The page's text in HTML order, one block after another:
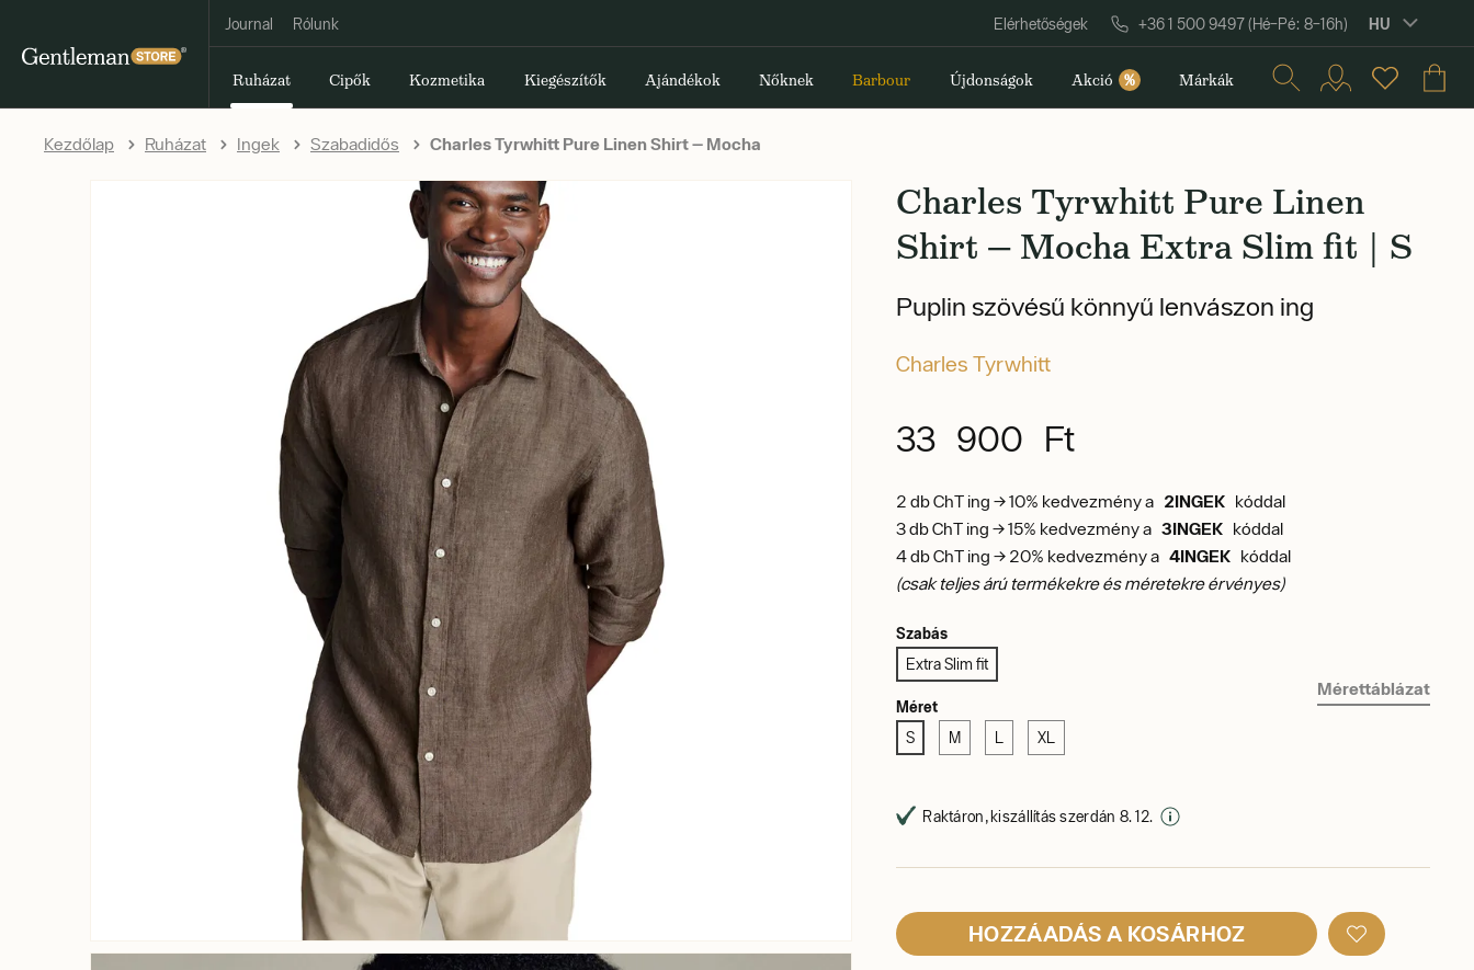
Journal Rólunk Elérhetőségek +36 1 500 9497 (Hé–Pé: 8–16h) HU
Ruházat Cipők Kozmetika Kiegészítők Ajándékok Nőknek Barbour Újdonságok Akció % Márkák
Kezdőlap Ruházat Ingek Szabadidős Charles Tyrwhitt Pure Linen Shirt — Mocha
Charles Tyrwhitt Pure Linen
Shirt — Mocha Extra Slim fit | S
Puplin szövésű könnyű lenvászon ing
Charles Tyrwhitt
33 900 Ft
2 db ChT ing → 10% kedvezmény a 2INGEK kóddal
3 db ChT ing → 15% kedvezmény a3INGEK kóddal
4 db ChT ing → 20% kedvezmény a4INGEK kóddal
(csak teljes árú termékekre és méretekre érvényes)
Szabás
Extra Slim fit
Méret
S M XL
Mérettáblázat
Raktáron, kiszállítás szerdán 8. 12.
HOZZÁADÁS A KOSÁRHOZ